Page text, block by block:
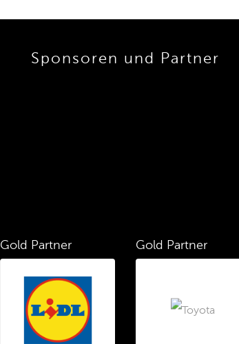
Sponsoren und Partner
Gold Partner Gold Partner